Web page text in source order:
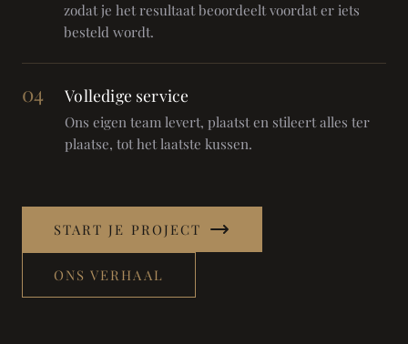
zodat je het resultaat beoordeelt voordat er iets
besteld wordt.
04 Volledige service
Ons eigen team levert, plaatst en stileert alles ter
plaatse, tot het laatste kussen.
START JE PROJECT
ONS VERHAAL